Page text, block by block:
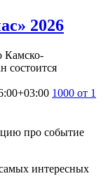
2026
Камско-
состоится
1000 от 1
про событие
интересных